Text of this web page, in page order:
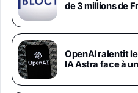
Smartphone
1019€
Galaxy S26 Ultra
1019€1399€Fnac
de 3 millions de
OpenAI ralentit
IA Astra face à